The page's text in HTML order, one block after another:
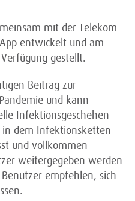
mit der Telekom
entwickelt und am
gestellt.
Beitrag zur
und kann
Infektionsgeschehen
in dem Infektionsketten
und vollkommen
weitergegeben werden
empfehlen, sich